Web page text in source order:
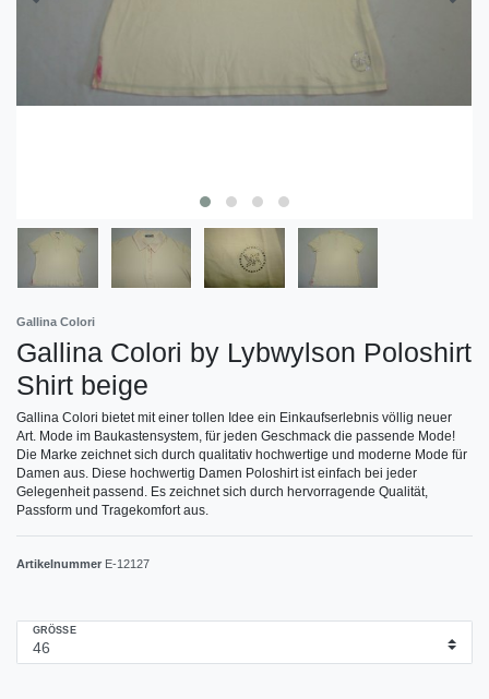
Gallina Colori
Gallina Colori by Lybwylson Poloshirt
Shirt beige
Gallina Colori bietet mit einer tollen Idee ein Einkaufserlebnis völlig neuer
Art. Mode im Baukastensystem, für jeden Geschmack die passende Mode!
Die Marke zeichnet sich durch qualitativ hochwertige und moderne Mode für
Damen aus. Diese hochwertig Damen Poloshirt ist einfach bei jeder
Gelegenheit passend. Es zeichnet sich durch hervorragende Qualität,
Passform und Tragekomfort aus.
Artikelnummer E-12127
GRÖSSE